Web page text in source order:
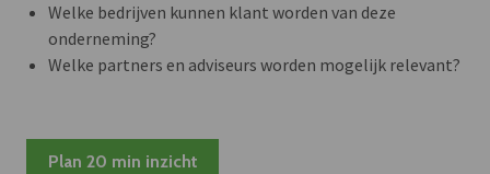
Welke bedrijven kunnen klant worden van deze
onderneming?
Welke partners en adviseurs worden mogelijk relevant?
Plan 20 min inzicht